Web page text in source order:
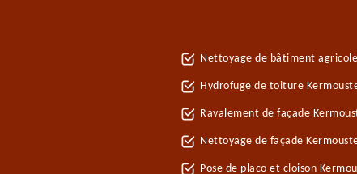
Nettoyage de bâtiment
Hydrofuge de toiture
Ravalement de façade
Nettoyage de façade
Pose de placo et cloison